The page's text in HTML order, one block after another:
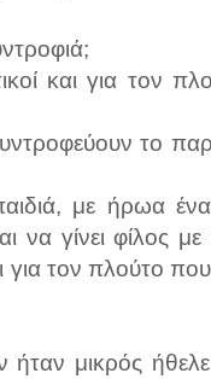
και για τον
το
με ήρωα
να γίνει φίλος
για τον πλούτο
μικρός